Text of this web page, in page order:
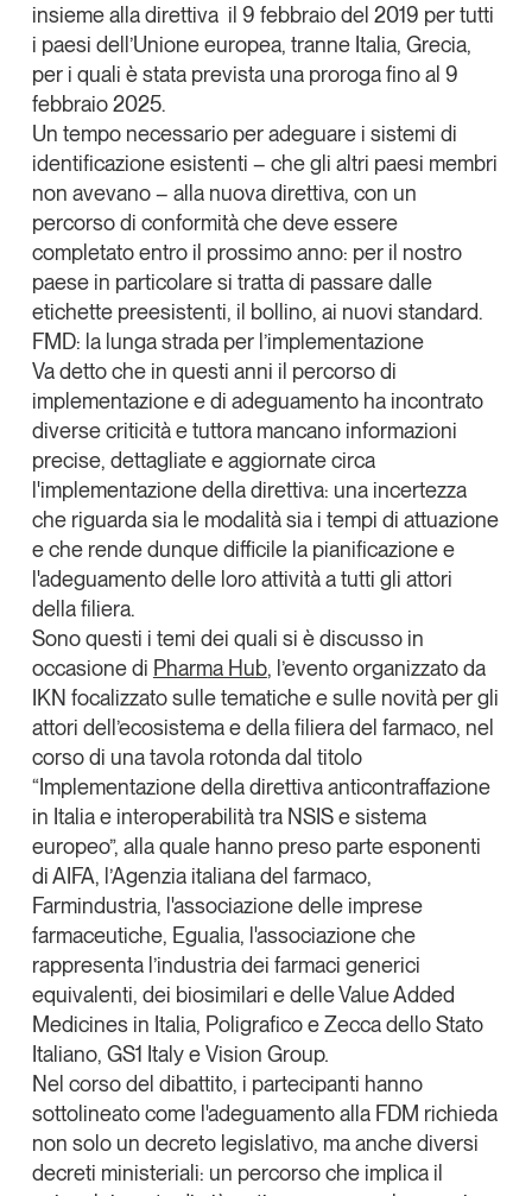
Un anno di
Tendenze
Leggi il magazine
Tendenze è il magazine di GS1 Italy che racconta in
modo indipendente il cambiamento e le sfide del largo
consumo e dell’economia a professionisti e
consumatori
GS1 Italy GS1 Italy GS1 Italy
Tendenze
GS1 Italy
insieme alla direttiva il 9 febbraio del 2019 per tutti
i paesi dell’Unione europea, tranne Italia, Grecia,
per i quali è stata prevista una proroga fino al 9
febbraio 2025.
Un tempo necessario peradeguare i sistemi di
identificazione esistenti – che gli altri paesi membri
non avevano – alla nuova direttiva, con un
percorso di conformità che deve essere
completato entro il prossimo anno: per il nostro
paese in particolare si tratta di passare dalle
etichette preesistenti, il bollino, ai nuovi standard.
FMD: la lunga strada per l’implementazione
Va detto che in questi anni il percorso di
implementazione e di adeguamento ha incontrato
diverse criticità e tuttora mancano informazioni
precise, dettagliate e aggiornate circa
l'implementazione della direttiva: una incertezza
che riguarda sia le modalità sia i tempi di attuazione
e che rende dunque difficile la pianificazione e
l'adeguamento delle loro attività a tutti gli attori
della filiera.
Sono questi i temi dei quali si è discusso in
occasione di Pharma Hub, l’evento organizzato da
IKN focalizzato sulle tematiche e sulle novità per gli
attori dell’ecosistema e della filiera del farmaco, nel
corso di una tavola rotonda dal titolo
“Implementazione della direttiva anticontraffazione
in Italia e interoperabilità tra NSIS e sistema
europeo”, alla quale hanno preso parte esponenti
diAIFA, l’Agenzia italiana del farmaco,
Farmindustria, l'associazione delle imprese
farmaceutiche, Egualia, l'associazione che
rappresenta l’industria dei farmaci generici
equivalenti, dei biosimilari e delle Value Added
Medicines in Italia, Poligrafico e Zecca dello Stato
Italiano, GS1 ItalyeVision Group.
Nel corso del dibattito, i partecipanti hanno
sottolineato comel'adeguamento alla FDM richieda
non solo un decreto legislativo, ma anche diversi
decreti ministeriali: un percorso che implica il